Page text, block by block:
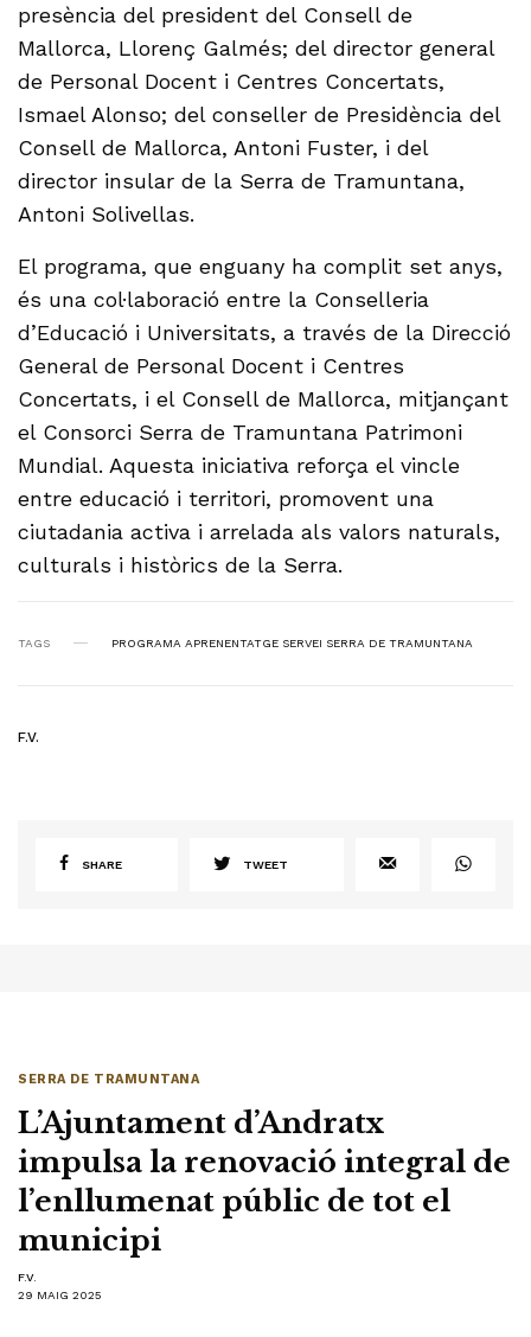
presència del president del Consell de
Mallorca, Llorenç Galmés; del director general
de Personal Docent i Centres Concertats,
Ismael Alonso; del conseller de Presidència del
Consell de Mallorca, Antoni Fuster, i del
director insular de la Serra de Tramuntana,
Antoni Solivellas.
El programa, que enguany ha complit set anys,
és una col·laboració entre la Conselleria
d’Educació i Universitats, a través de la Direcció
General de Personal Docent i Centres
Concertats, i el Consell de Mallorca, mitjançant
el Consorci Serra de Tramuntana Patrimoni
Mundial. Aquesta iniciativa reforça el vincle
entre educació i territori, promovent una
ciutadania activa i arrelada als valors naturals,
culturals i històrics de la Serra.
TAGS PROGRAMA APRENENTATGE SERVEI SERRA DE TRAMUNTANA
F.V.
SHARE TWEET
SERRA DE TRAMUNTANA
L’Ajuntament d’Andratx
impulsa la renovació integral de
l’enllumenat públic de tot el
municipi
F.V.
29 MAIG 2025